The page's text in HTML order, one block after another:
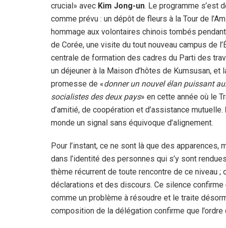
crucial» avec Kim Jong-un. Le programme s’est
comme prévu : un dépôt de fleurs à la Tour de
hommage aux volontaires chinois tombés
de Corée, une visite du tout nouveau campus de
centrale de formation des cadres du Parti des
un déjeuner à la Maison d’hôtes de Kumsusan, et
promesse de «donner un nouvel élan puissant
socialistes des deux pays» en cette année où le
d’amitié, de coopération et d’assistance mutuelle.
monde un signal sans équivoque d’alignement.
Pour l’instant, ce ne sont là que des
dans l’identité des personnes qui s’y sont
thème récurrent de toute rencontre de ce niveau
déclarations et des discours. Ce silence
comme un problème à résoudre et le traite
composition de la délégation confirme que l’ordre